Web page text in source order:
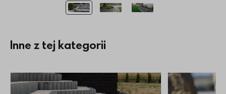
Inne z tej kategorii